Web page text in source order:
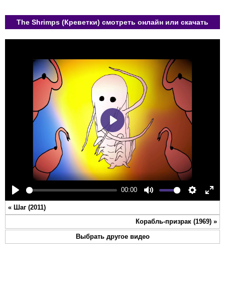
The Shrimps (Креветки) смотреть онлайн или скачать
Play
00:00
Mute Settings
Play
« Шаг (2011)
Корабль-призрак (1969) »
Выбрать другое видео